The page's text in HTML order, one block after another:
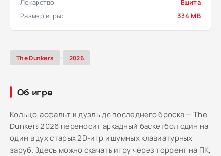
Лекарство:
Вшита
Размер игры:
334 MB
The Dunkers , 2026
Об игре
Кольцо, асфальт и дуэль до последнего броска — The
Dunkers 2026 переносит аркадный баскетбол один на
один в дух старых 2D-игр и шумных клавиатурных
заруб. Здесь можно скачать игру через торрент на ПК,